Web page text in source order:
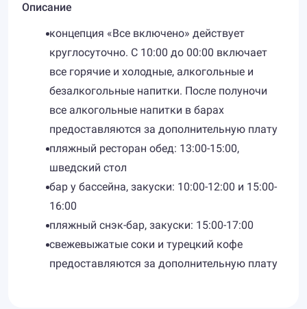
Описание
концепция «Все включено» действует
круглосуточно. С 10:00 до 00:00 включает
все горячие и холодные, алкогольные и
безалкогольные напитки. После полуночи
все алкогольные напитки в барах
предоставляются за дополнительную плату
пляжный ресторан обед: 13:00-15:00,
шведский стол
бар у бассейна, закуски: 10:00-12:00 и 15:00-
16:00
пляжный снэк-бар, закуски: 15:00-17:00
свежевыжатые соки и турецкий кофе
предоставляются за дополнительную плату